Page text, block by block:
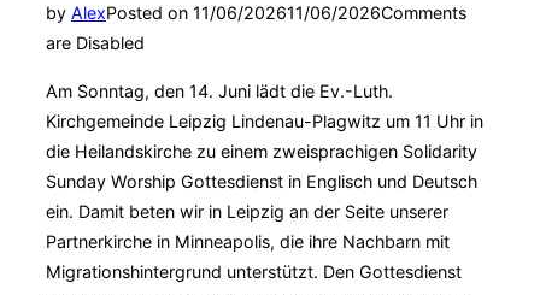
by AlexPosted on 11/06/202611/06/2026Comments
are Disabled
Am Sonntag, den 14. Juni lädt die Ev.-Luth.
Kirchgemeinde Leipzig Lindenau-Plagwitz um 11 Uhr in
die Heilandskirche zu einem zweisprachigen Solidarity
Sunday Worship Gottesdienst in Englisch und Deutsch
ein. Damit beten wir in Leipzig an der Seite unserer
Partnerkirche in Minneapolis, die ihre Nachbarn mit
Migrationshintergrund unterstützt. Den Gottesdienst